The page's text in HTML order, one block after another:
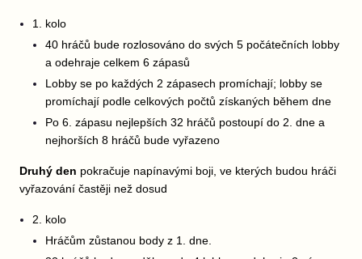
1. kolo
40 hráčů bude rozlosováno do svých 5 počátečních lobby
a odehraje celkem 6 zápasů
Lobby se po každých 2 zápasech promíchají; lobby se
promíchají podle celkových počtů získaných během dne
Po 6. zápasu nejlepších 32 hráčů postoupí do 2. dne a
nejhorších 8 hráčů bude vyřazeno
Druhý den pokračuje napínavými boji, ve kterých budou hráči
vyřazování častěji než dosud
2. kolo
Hráčům zůstanou body z 1. dne.